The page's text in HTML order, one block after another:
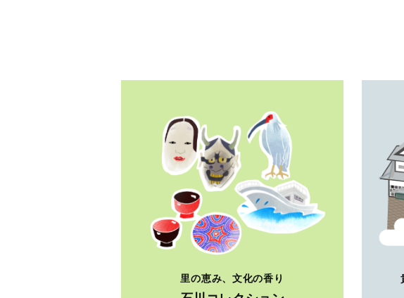
ページを見る